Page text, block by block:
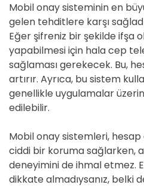
Mobil onay sisteminin en
gelen tehditlere karşı
Eğer şifreniz bir şekilde ifşa
yapabilmesi için hala cep
sağlaması gerekecek. Bu,
artırır. Ayrıca, bu sistem
genellikle uygulamalar
edilebilir.
Mobil onay sistemleri,
ciddi bir koruma sağlarken,
deneyimini de ihmal etmez.
dikkate almadıysanız, belki